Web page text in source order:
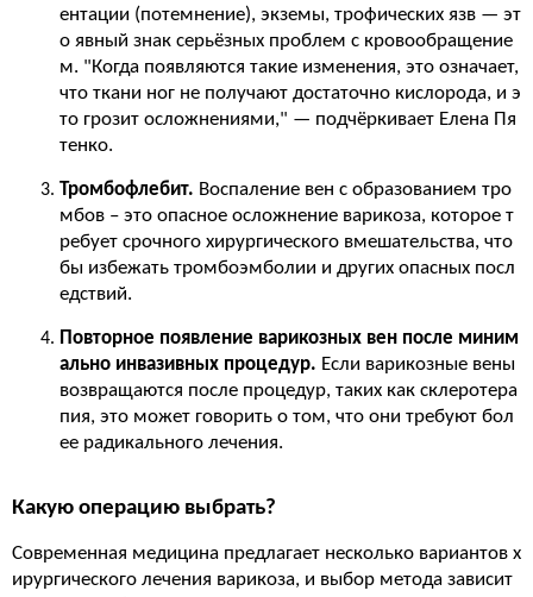
ентации (потемнение), экземы, трофических язв — эт
о явный знак серьёзных проблем с кровообращение
м. "Когда появляются такие изменения, это означает,
что ткани ног не получают достаточно кислорода, и э
то грозит осложнениями," — подчёркивает Елена Пя
тенко.
Тромбофлебит. Воспаление вен с образованием тро
мбов – это опасное осложнение варикоза, которое т
ребует срочного хирургического вмешательства, что
бы избежать тромбоэмболии и других опасных посл
едствий.
Повторное появление варикозных вен после миним
ально инвазивных процедур. Если варикозные вены
возвращаются после процедур, таких как склеротера
пия, это может говорить о том, что они требуют бол
ее радикального лечения.
Какую операцию выбрать?
Современная медицина предлагает несколько вариантов х
ирургического лечения варикоза, и выбор метода зависит